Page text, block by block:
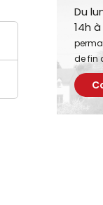
Du
14h
de fin